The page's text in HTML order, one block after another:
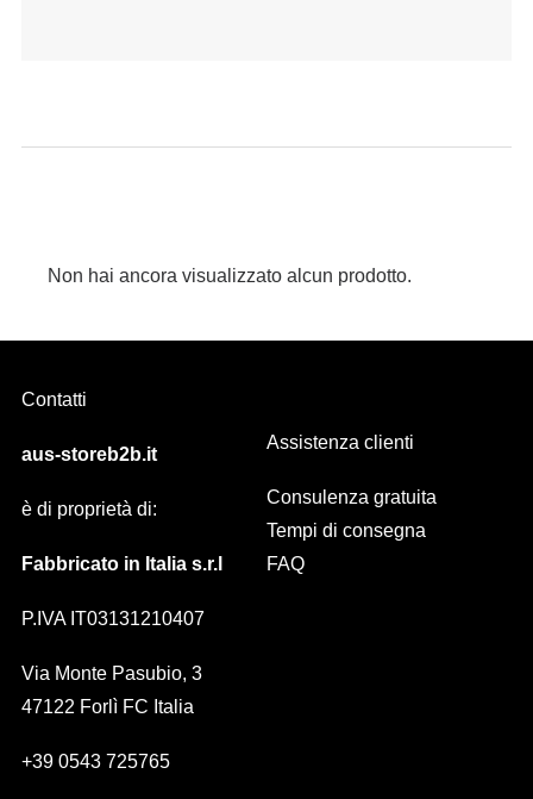
Non hai ancora visualizzato alcun prodotto.
Contatti
aus-storeb2b.it
è di proprietà di:
Fabbricato in Italia s.r.l
P.IVA IT03131210407
Via Monte Pasubio, 3
47122 Forlì FC Italia
+39 0543 725765
Assistenza clienti
Consulenza gratuita
Tempi di consegna
FAQ